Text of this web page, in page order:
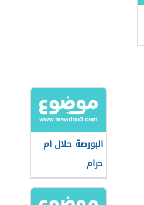
البورصة حلال ام
حرام